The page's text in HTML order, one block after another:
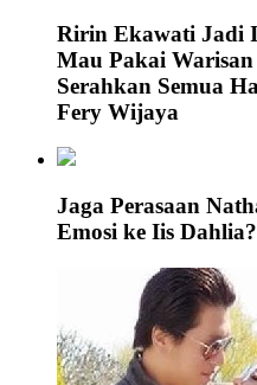
Ririn Ekawati Jadi
Mau Pakai
Serahkan Semua
Fery Wijaya
Jaga Perasaan
Emosi ke Iis Dahlia?